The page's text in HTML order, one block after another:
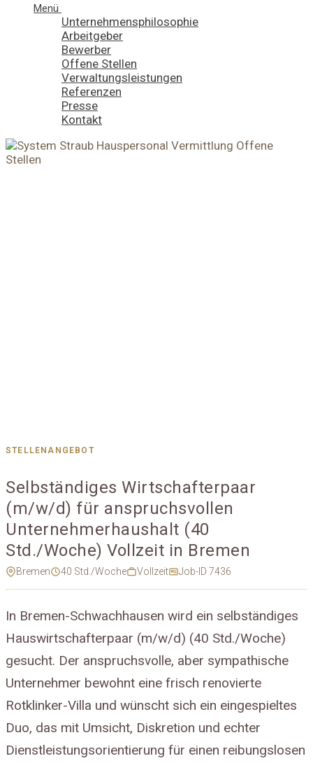
Menü
Unternehmensphilosophie
Arbeitgeber
Bewerber
Offene Stellen
Verwaltungsleistungen
Referenzen
Presse
Kontakt
STELLENANGEBOT
Selbständiges Wirtschafterpaar
(m/w/d) für anspruchsvollen
Unternehmerhaushalt (40
Std./Woche) Vollzeit in Bremen
Bremen 40 Std./Woche Vollzeit Job-ID 7436
In Bremen-Schwachhausen wird ein selbständiges
Hauswirtschafterpaar (m/w/d) (40 Std./Woche)
gesucht. Der anspruchsvolle, aber sympathische
Unternehmer bewohnt eine frisch renovierte
Rotklinker-Villa und wünscht sich ein eingespieltes
Duo, das mit Umsicht, Diskretion und echter
Dienstleistungsorientierung für einen reibungslosen